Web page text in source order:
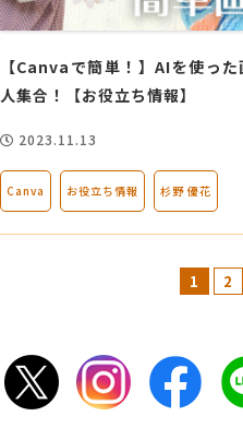
【Canvaで簡単！】AIを使っ
人集合！【お役立ち情報】
2023.11.13
Canva お役立ち情報 杉野 優花
1 2